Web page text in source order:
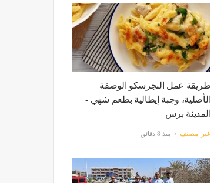
طريقة عمل النجرسكو الوصفة
الأصلية، وجبة إيطالية بطعم شهي -
المدينة برس
غير مصنف منذ 8 دقائق